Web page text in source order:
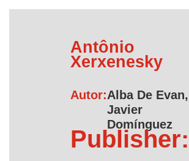
Antônio
Xerxenesky
Autor:Alba De Evan,
Javier
Domínguez
Publisher: